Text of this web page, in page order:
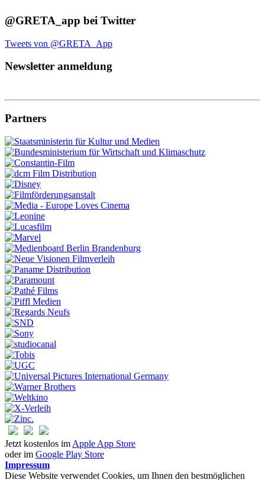
@GRETA_app bei Twitter
Tweets von @GRETA_App
Newsletter anmeldung
Partners
Jetzt kostenlos im Apple App Store
oder im Google Play Store
Impressum
Diese Website verwendet Cookies, um Ihnen den bestmöglichen